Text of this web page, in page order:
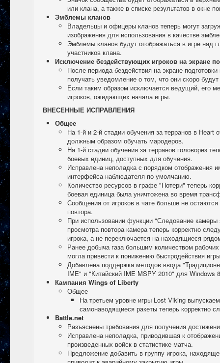
или клана, а также в списке результатов в окне
Эмблемы кланов
Владельцы и офицеры кланов теперь могут
изображения для использования в качестве
Эмблемы кланов будут отображаться в игре над
участников клана.
Исключение бездействующих игроков на экране
После периода бездействия на экране подготовки
получать уведомление о том, что они скоро
Если таким образом исключается ведущий, его
игроков, ожидающих начала игры.
ВНЕСЕННЫЕ ИСПРАВЛЕНИЯ
Общее
На 1-й и 2-й стадии обучения за терранов в Heart
должным образом обучать мародеров.
На 1-й стадии обучения за терранов головорез
боевых единиц, доступных для обучения.
Исправлена неполадка с порядком отображения
интерфейса наблюдателя по умолчанию.
Количество ресурсов в графе "Потери" теперь
боевая единица была уничтожена во время
Сообщения от игроков в чате больше не
повтора.
При использовании функции "Следование камеры
просмотра повтора камера теперь корректно
игрока, а не переключается на находящиеся
Ранее добыча газа большим количеством рабочих
могла привести к понижению быстродействия
Добавлена поддержка методов ввода
IME" и "Китайский IME MSPY 2010" для Windows
Кампания Wings of Liberty
Общее
На третьем уровне игры Lost Viking
самонаводящиеся ракеты теперь корректно
Battle.net
Разъяснены требования для получения
Исправлена неполадка, приводившая к
произведенных войск в статистике матча.
Предложение добавить в группу игрока,